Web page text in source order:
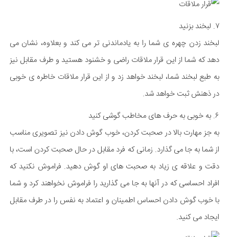
۷. لبخند بزنید
لبخند زدن چهره ی شما را به یادماندنی تر می کند و بعلاوه، نشان می
دهد که شما از این قرار ملاقات راضی و خشنود هستید و طرف مقابل نیز
به طبع لبخند شما، لبخند خواهد زد و از این قرار ملاقات خاطره ی خوبی
در ذهنش ثبت خواهد شد.
۶. به خوبی به حرف های مخاطب گوشی کنید
به جز مهارت بالا در صحبت کردن، خوب گوش دادن نیز تصویری مناسب
از شما به جا می گذارد. زمانی که فرد مقابل در حال صحبت کردن است، با
دقت و علاقه ی زیاد به صحبت های او گوش دهید. فراموش نکنید که
افراد احساسی که در آنها به جا می گذارید را فراموش نخواهند کرد و شما
با خوب گوش دادن احساس اطمینان و اعتماد به نفس را در طرف مقابل
ایجاد می کنید.